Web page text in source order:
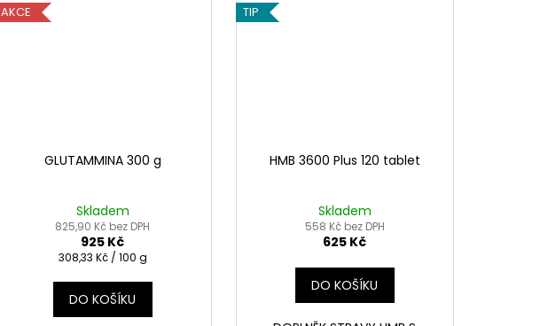
AKCE
GLUTAMMINA 300 g
Skladem
825,90 Kč bez DPH
925 Kč
Měrná
308,33 Kč / 100 g
DO KOŠÍKU
TIP
HMB 3600 Plus 120 tablet
Skladem
558 Kč bez DPH
625 Kč
DO KOŠÍKU